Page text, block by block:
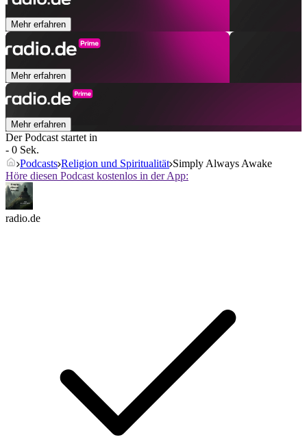
Mehr erfahren
Mehr erfahren
Mehr erfahren
Der Podcast startet in
- 0 Sek.
Podcasts Religion und Spiritualität Simply Always Awake
Höre diesen Podcast kostenlos in der App:
radio.de